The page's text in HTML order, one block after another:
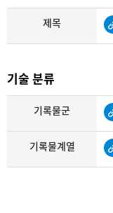
제목
기술 분류
기록물군
기록물계열